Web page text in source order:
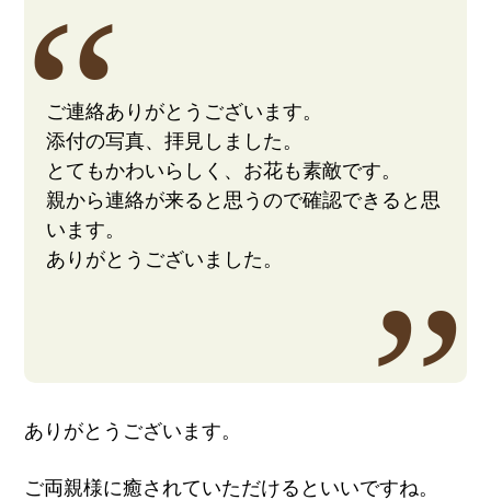
ご連絡ありがとうございます。
添付の写真、拝見しました。
とてもかわいらしく、お花も素敵です。
親から連絡が来ると思うので確認できると思
います。
ありがとうございました。
ありがとうございます。
ご両親様に癒されていただけるといいですね。